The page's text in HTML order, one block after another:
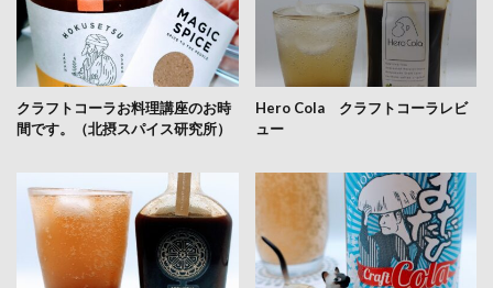
クラフトコーラお料理講座のお時
間です。（北摂スパイス研究所）
Hero Cola クラフトコーラレビ
ュー